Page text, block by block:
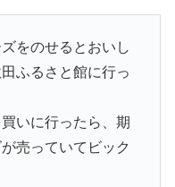
をのせるとおいし
ふるさと館に行っ
いに行ったら、期
売っていてビック